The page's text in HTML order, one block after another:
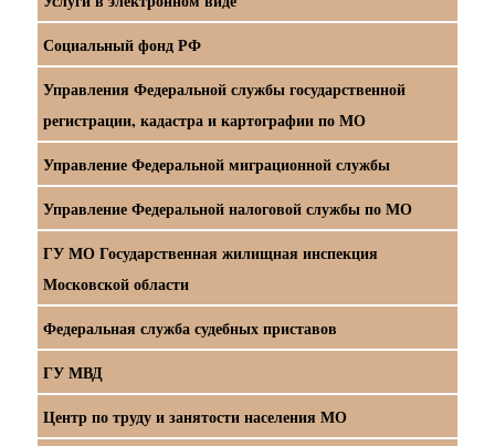
Социальный фонд РФ
Управления Федеральной службы государственной
регистрации, кадастра и картографии по МО
Управление Федеральной миграционной службы
Управление Федеральной налоговой службы по МО
ГУ МО Государственная жилищная инспекция
Московской области
Федеральная служба судебных приставов
ГУ МВД
Центр по труду и занятости населения МО